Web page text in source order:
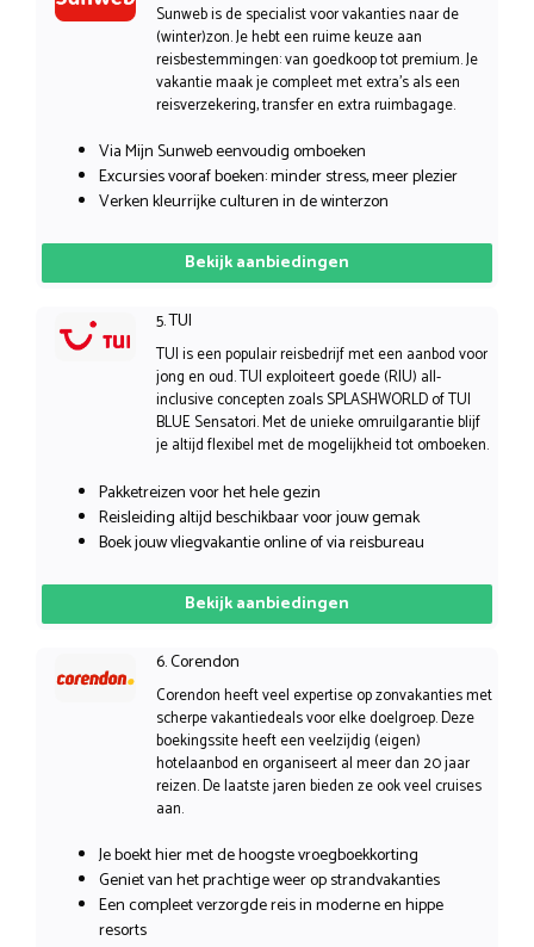
Sunweb is de specialist voor vakanties naar de
(winter)zon. Je hebt een ruime keuze aan
reisbestemmingen: van goedkoop tot premium. Je
vakantie maak je compleet met extra’s als een
reisverzekering, transfer en extra ruimbagage.
Via Mijn Sunweb eenvoudig omboeken
Excursies vooraf boeken: minder stress, meer plezier
Verken kleurrijke culturen in de winterzon
Bekijk aanbiedingen
5. TUI
TUI is een populair reisbedrijf met een aanbod voor
jong en oud. TUI exploiteert goede (RIU) all-
inclusive concepten zoals SPLASHWORLD of TUI
BLUE Sensatori. Met de unieke omruilgarantie blijf
je altijd flexibel met de mogelijkheid tot omboeken.
Pakketreizen voor het hele gezin
Reisleiding altijd beschikbaar voor jouw gemak
Boek jouw vliegvakantie online of via reisbureau
Bekijk aanbiedingen
6. Corendon
Corendon heeft veel expertise op zonvakanties met
scherpe vakantiedeals voor elke doelgroep. Deze
boekingssite heeft een veelzijdig (eigen)
hotelaanbod en organiseert al meer dan 20 jaar
reizen. De laatste jaren bieden ze ook veel cruises
aan.
Je boekt hier met de hoogste vroegboekkorting
Geniet van het prachtige weer op strandvakanties
Een compleet verzorgde reis in moderne en hippe
resorts